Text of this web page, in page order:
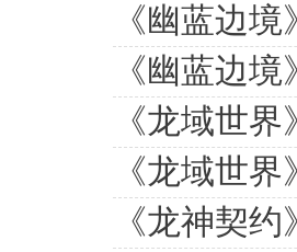
《幽蓝边
《幽蓝边
《龙域世
《龙域世
《龙神契